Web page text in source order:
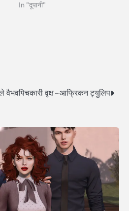
In "दूपानी"
वैभवपिचकारी वृक्ष – आफ्रिकन ट्युलिप